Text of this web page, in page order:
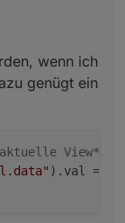
wenn ich
genügt ein
View*/
). val ==